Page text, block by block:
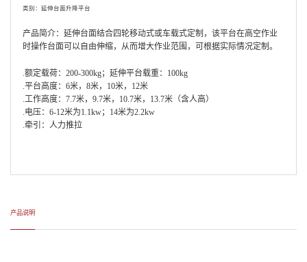
类别：延伸台面升降平台
产品简介：延伸台面结合四轮移动式或车载式定制，该平台在高空作业
时操作台面可以自由伸缩，从而增大作业范围，可根据实际情况定制。
.额定载荷：200-300kg；延伸平台载重：100kg
.平台高度：6米，8米，10米，12米
.工作高度：7.7米，9.7米，10.7米，13.7米（含人高）
.电压：6-12米为1.1kw；14米为2.2kw
.牵引：人力推拉
产品说明